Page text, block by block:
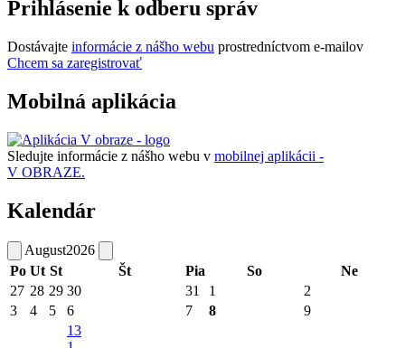
Prihlásenie k odberu správ
Dostávajte informácie z nášho webu prostredníctvom e-mailov
Chcem sa zaregistrovať
Mobilná aplikácia
Sledujte informácie z nášho webu v mobilnej aplikácii -
V OBRAZE.
Kalendár
August2026
Po Ut St Št Pia So
Ne
27 28 29 30 31 1
2
3
4 5 6 7 8 9
13